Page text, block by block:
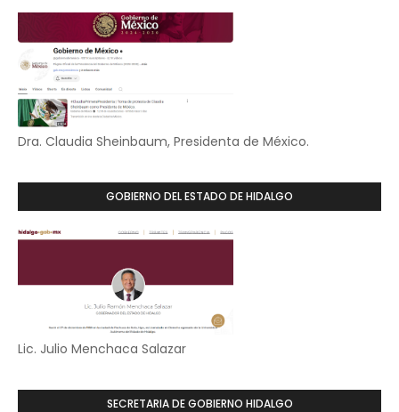
Dra. Claudia Sheinbaum, Presidenta de México.
GOBIERNO DEL ESTADO DE HIDALGO
Lic. Julio Menchaca Salazar
SECRETARIA DE GOBIERNO HIDALGO